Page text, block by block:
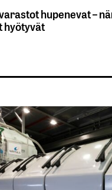
hupenevat –
hyötyvät